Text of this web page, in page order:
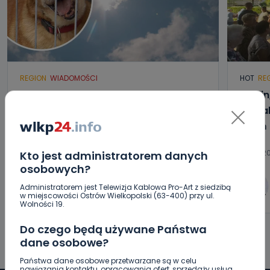
Kto jest administratorem danych
osobowych?
Administratorem jest Telewizja Kablowa Pro-Art z siedzibą
w miejscowości Ostrów Wielkopolski (63-400) przy ul.
Wolności 19.
Do czego będą używane Państwa
dane osobowe?
Państwa dane osobowe przetwarzane są w celu
REGION WIADOMOŚCI
Upały i burze. Porady dla właścicieli
08.08.2026 08:55
Paulina Szczepaniak 0
HOT